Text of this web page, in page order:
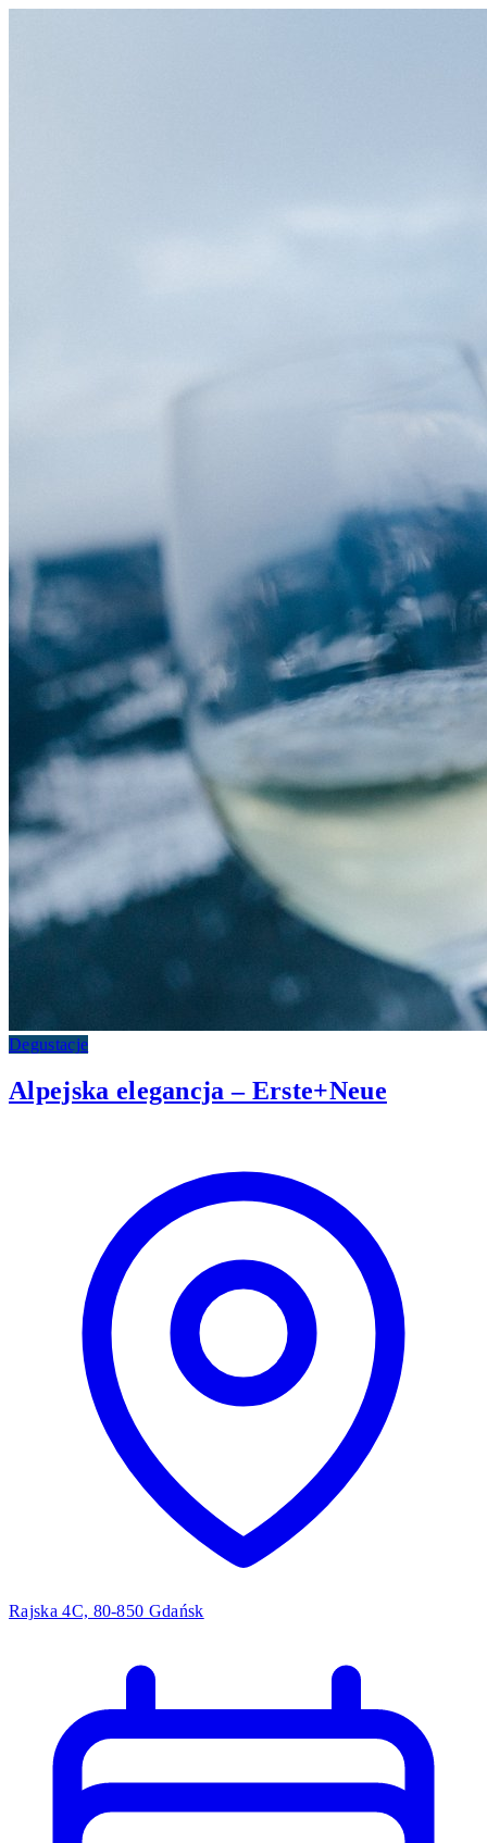
Degustacje
Alpejska elegancja – Erste+Neue
Rajska 4C, 80-850 Gdańsk